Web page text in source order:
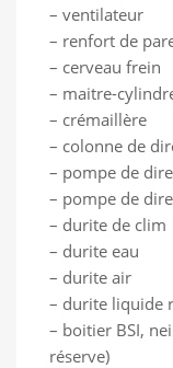
– ventilateur
– renfort de
– cerveau frein
– maitre-
– crémaillère
– colonne de
– pompe de
– pompe de
– durite de clim
– durite eau
– durite air
– durite liquide
– boitier BSI,
réserve)